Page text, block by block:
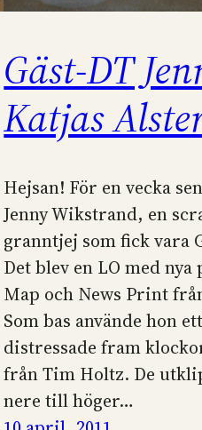
Gäst-DT
Katjas
Hejsan! För en vecka
Jenny Wikstrand, en
granntjej som fick vara
Det blev en LO med
Map och News Print
Som bas använde hon
distressade fram
från Tim Holtz. De
nere till höger…